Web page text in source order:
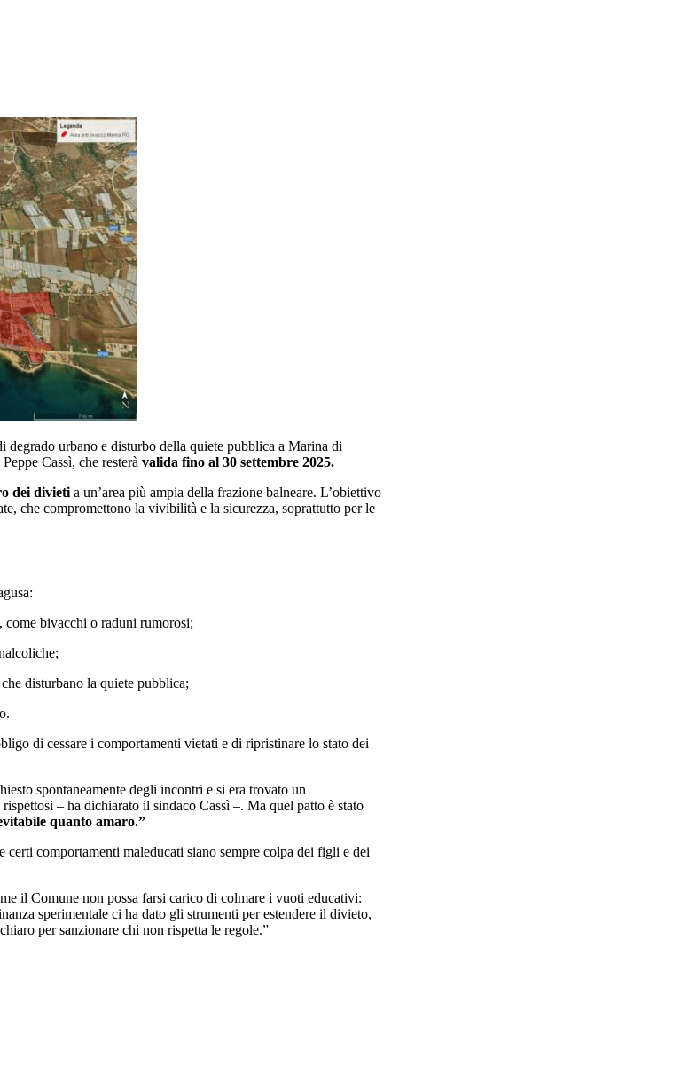
degrado urbano e disturbo della quiete pubblica a Marina di
Cassì, che resterà valida fino al 30 settembre 2025.
dei divieti a un’area più ampia della frazione balneare. L’obiettivo
che compromettono la vivibilità e la sicurezza, soprattutto per le
bivacchi o raduni rumorosi;
disturbano la quiete pubblica;
di cessare i comportamenti vietati e di ripristinare lo stato dei
spontaneamente degli incontri e si era trovato un
– ha dichiarato il sindaco Cassì –. Ma quel patto è stato
quanto amaro.”
certi comportamenti maleducati siano sempre colpa dei figli e dei
il Comune non possa farsi carico di colmare i vuoti educativi:
sperimentale ci ha dato gli strumenti per estendere il divieto,
per sanzionare chi non rispetta le regole.”